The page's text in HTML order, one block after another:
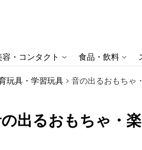
・コンタクト 食品・飲料
玩具・学習玩具 音の出るおもちゃ
出るおもちゃ・